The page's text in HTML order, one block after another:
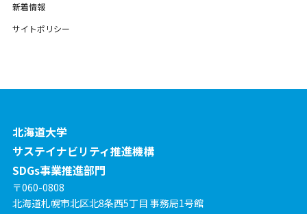
新着情報
サイトポリシー
北海道大学
サステイナビリティ推進機構
SDGs事業推進部門
〒060-0808
北海道札幌市北区北8条西5丁目 事務局1号館